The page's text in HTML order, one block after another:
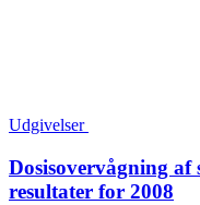
Udgivelser
Dosisovervågning af
resultater for 2008